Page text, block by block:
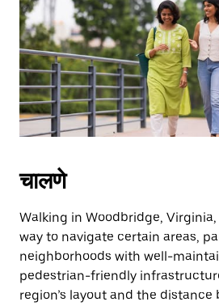
the
escape
button
to
close
the
calendar.
चालणे
Walking in Woodbridge,
way to navigate certain areas,
neighborhoods with well-
pedestrian-friendly
region’s layout and the distance